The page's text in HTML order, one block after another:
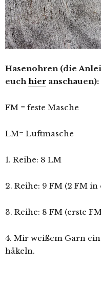
Hasenohren (die
euch hier anschauen):
FM = feste Masche
LM= Luftmasche
1. Reihe: 8 LM
2. Reihe: 9 FM (2 FM
3. Reihe: 8 FM (erste
4. Mir weißem Garn
häkeln.